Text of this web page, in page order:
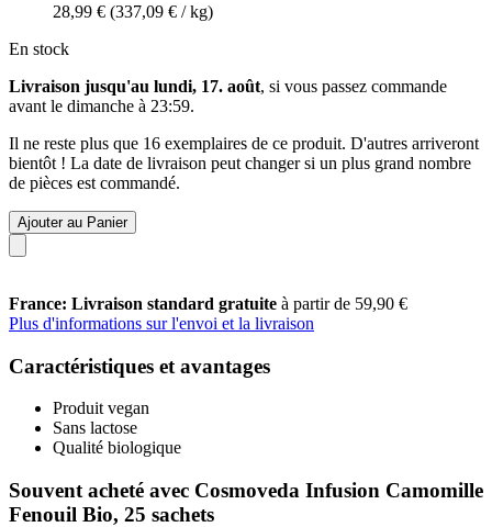
28,99 € (337,09 € / kg)
En stock
Livraison jusqu'au lundi, 17. août, si vous passez commande
avant le dimanche à 23:59.
Il ne reste plus que 16 exemplaires de ce produit. D'autres arriveront
bientôt ! La date de livraison peut changer si un plus grand nombre
de pièces est commandé.
Ajouter au Panier
France: Livraison standard gratuite à partir de 59,90 €
Plus d'informations sur l'envoi et la livraison
Caractéristiques et avantages
Produit vegan
Sans lactose
Qualité biologique
Souvent acheté avec Cosmoveda Infusion Camomille
Fenouil Bio, 25 sachets